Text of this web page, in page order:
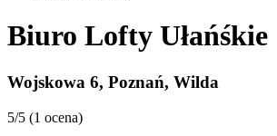
Biuro Lofty Ułańśkie
Wojskowa 6, Poznań, Wilda
5/5 (1 ocena)